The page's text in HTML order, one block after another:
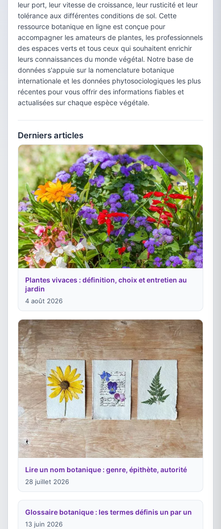
leur port, leur vitesse de croissance, leur rusticité et leur
tolérance aux différentes conditions de sol. Cette
ressource botanique en ligne est conçue pour
accompagner les amateurs de plantes, les professionnels
des espaces verts et tous ceux qui souhaitent enrichir
leurs connaissances du monde végétal. Notre base de
données s'appuie sur la nomenclature botanique
internationale et les données phytosociologiques les plus
récentes pour vous offrir des informations fiables et
actualisées sur chaque espèce végétale.
Derniers articles
Plantes vivaces : définition, choix et entretien au
jardin
4 août 2026
Lire un nom botanique : genre, épithète, autorité
28 juillet 2026
Glossaire botanique : les termes définis un par un
13 juin 2026